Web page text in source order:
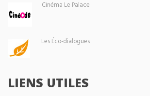
Cinéma Le Palace
Les Éco-dialogues
LIENS UTILES